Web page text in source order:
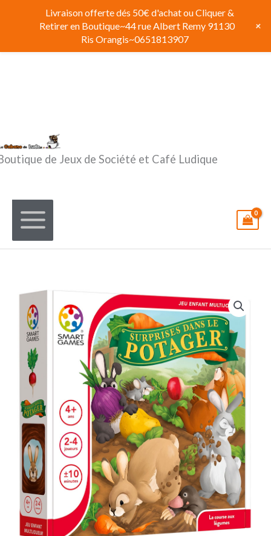
de Jeux de Société et Café Ludique
Livraison offerte dés 50€ d'achat ou Cliquer &
Retirer en Boutique~44 rue Albert Remy 91130
Ris Orangis~0651813907
+